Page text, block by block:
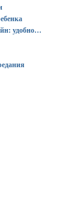
» Просмотр новинок кино онлайн: удобно ли это?